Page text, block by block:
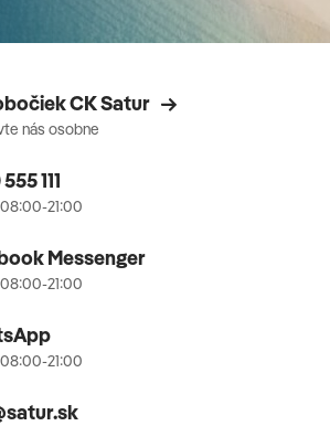
CK Satur
nás osobne
111
21:00
Messenger
21:00
21:00